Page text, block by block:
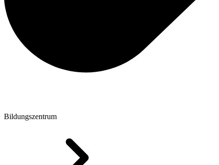
Bildungszentrum